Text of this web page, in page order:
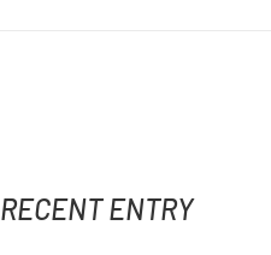
RECENT ENTRY